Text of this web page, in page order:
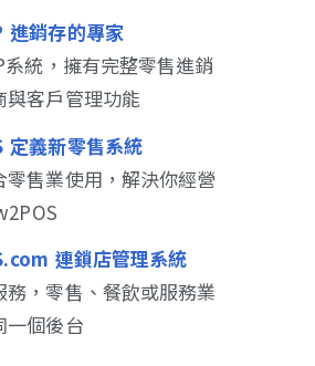
銷存的專家
系統，擁有完整零售進銷
與客戶管理功能
定義新零售系統
零售業使用，解決你經營
連鎖店管理系統
務，零售、餐飲或服務業
一個後台